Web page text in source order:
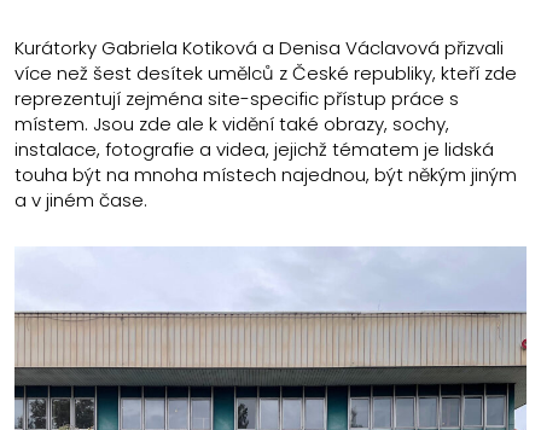
Kurátorky Gabriela Kotiková a Denisa Václavová přizvali
více než šest desítek umělců z České republiky, kteří zde
reprezentují zejména site-specific přístup práce s
místem. Jsou zde ale k vidění také obrazy, sochy,
instalace, fotografie a videa, jejichž tématem je lidská
touha být na mnoha místech najednou, být někým jiným
a v jiném čase.